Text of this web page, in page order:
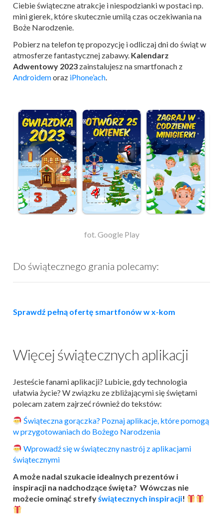
Ciebie świąteczne atrakcje i niespodzianki w postaci np.
mini gierek, które skutecznie umilą czas oczekiwania na
Boże Narodzenie.
Pobierz na telefon tę propozycję i odliczaj dni do świąt w
atmosferze fantastycznej zabawy. Kalendarz
Adwentowy 2023 zainstalujesz na smartfonach z
Androidemoraz iPhone’ach.
fot. Google Play
Do świątecznego grania polecamy:
Sprawdź pełną ofertę smartfonów w x-kom
Więcej świątecznych aplikacji
Jesteście fanami aplikacji? Lubicie, gdy technologia
ułatwia życie? W związku ze zbliżającymi się świętami
polecam zatem zajrzeć również do tekstów:
Świąteczna gorączka? Poznajaplikacje, które pomogą
w przygotowaniach do Bożego Narodzenia
Wprowadź się w świąteczny nastrój z aplikacjami
świątecznymi
A może nadal szukacie idealnych prezentów i
inspiracji na nadchodzące święta? Wówczas nie
możecie ominąć strefyświątecznych inspiracji!